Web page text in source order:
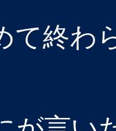
て終わ